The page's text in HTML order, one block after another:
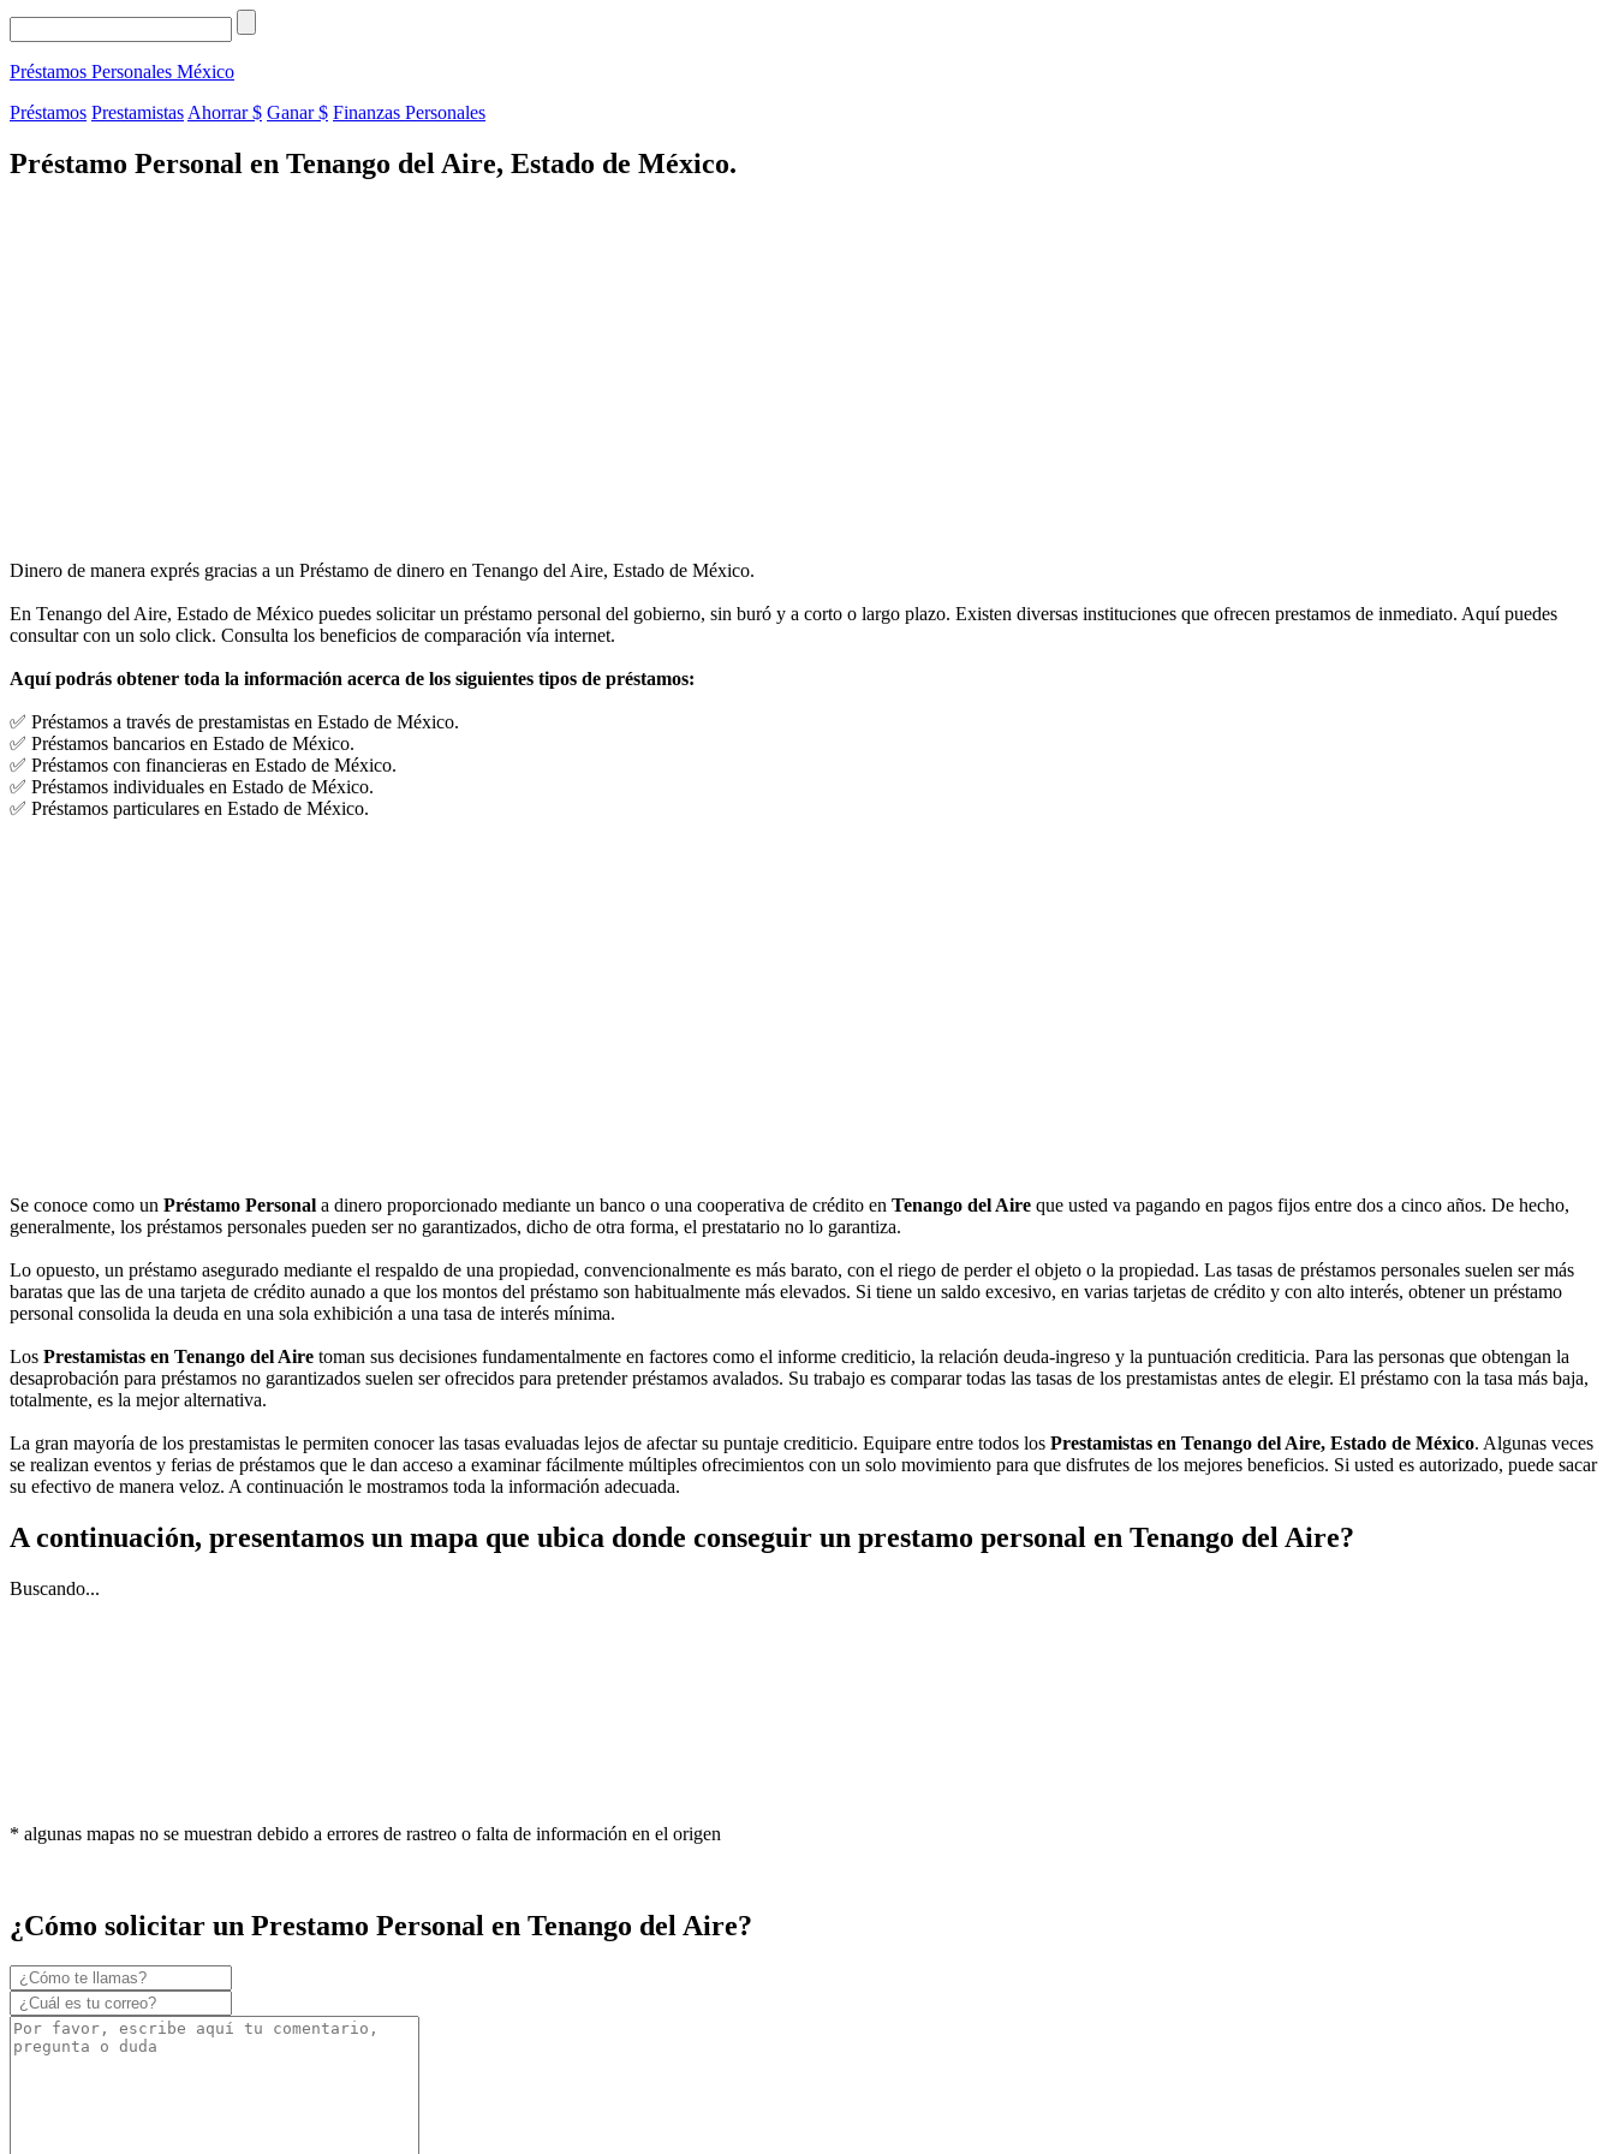
Préstamos Personales México
Préstamos Prestamistas Ahorrar $ Ganar $ Finanzas Personales
Préstamo Personal en Tenango del Aire, Estado de México.
Dinero de manera exprés gracias a un Préstamo de dinero en Tenango del Aire, Estado de México.
En Tenango del Aire, Estado de México puedes solicitar un préstamo personal del gobierno, sin buró y a corto o largo plazo. Existen diversas instituciones que ofrecen prestamos de inmediato. Aquí puedes
consultar con un solo click. Consulta los beneficios de comparación vía internet.
Aquí podrás obtener toda la información acerca de los siguientes tipos de préstamos:
✅ Préstamos a través de prestamistas en Estado de México.
✅ Préstamos bancarios en Estado de México.
✅ Préstamos con financieras en Estado de México.
✅ Préstamos individuales en Estado de México.
✅ Préstamos particulares en Estado de México.
Se conoce como un Préstamo Personal a dinero proporcionado mediante un banco o una cooperativa de crédito en Tenango del Aire que usted va pagando en pagos fijos entre dos a cinco años. De hecho,
generalmente, los préstamos personales pueden ser no garantizados, dicho de otra forma, el prestatario no lo garantiza.
Lo opuesto, un préstamo asegurado mediante el respaldo de una propiedad, convencionalmente es más barato, con el riego de perder el objeto o la propiedad. Las tasas de préstamos personales suelen ser más
baratas que las de una tarjeta de crédito aunado a que los montos del préstamo son habitualmente más elevados. Si tiene un saldo excesivo, en varias tarjetas de crédito y con alto interés, obtener un préstamo
personal consolida la deuda en una sola exhibición a una tasa de interés mínima.
Los Prestamistas en Tenango del Aire toman sus decisiones fundamentalmente en factores como el informe crediticio, la relación deuda-ingreso y la puntuación crediticia. Para las personas que obtengan la
desaprobación para préstamos no garantizados suelen ser ofrecidos para pretender préstamos avalados. Su trabajo es comparar todas las tasas de los prestamistas antes de elegir. El préstamo con la tasa más baja,
totalmente, es la mejor alternativa.
La gran mayoría de los prestamistas le permiten conocer las tasas evaluadas lejos de afectar su puntaje crediticio. Equipare entre todos los Prestamistas en Tenango del Aire, Estado de México. Algunas veces
se realizan eventos y ferias de préstamos que le dan acceso a examinar fácilmente múltiples ofrecimientos con un solo movimiento para que disfrutes de los mejores beneficios. Si usted es autorizado, puede sacar
su efectivo de manera veloz. A continuación le mostramos toda la información adecuada.
A continuación, presentamos un mapa que ubica donde conseguir un prestamo personal en Tenango del Aire?
Buscando...
* algunas mapas no se muestran debido a errores de rastreo o falta de información en el origen
¿Cómo solicitar un Prestamo Personal en Tenango del Aire?